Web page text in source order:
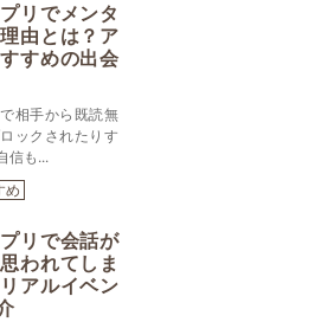
リでメンタ
由とは？ア
すめの出会
相手から既読無
ックされたりす
信も...
め
リで会話が
われてしま
アルイベン